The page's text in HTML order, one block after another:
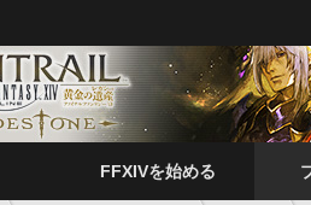
FFXIVを始める